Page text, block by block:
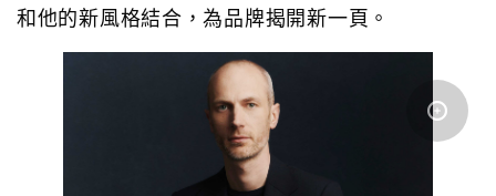
和他的新風格結合，為品牌揭開新一頁。